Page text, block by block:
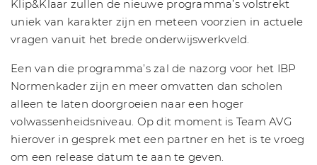
Klip&Klaar zullen de nieuwe programma’s volstrekt
uniek van karakter zijn en meteen voorzien in actuele
vragen vanuit het brede onderwijswerkveld.
Een van die programma’s zal de nazorg voor het IBP
Normenkader zijn en meer omvatten dan scholen
alleen te laten doorgroeien naar een hoger
volwassenheidsniveau. Op dit moment is Team AVG
hierover in gesprek met een partner en het is te vroeg
om een release datum te aan te geven.